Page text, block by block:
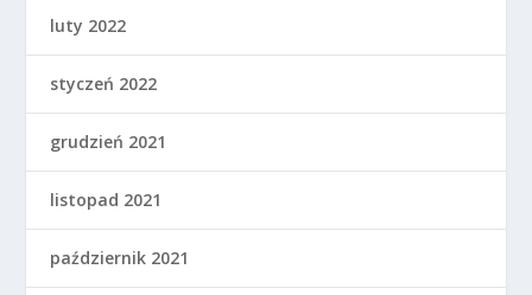
styczeń 2022
grudzień 2021
listopad 2021
październik 2021
wrzesień 2021